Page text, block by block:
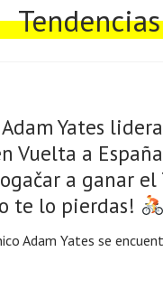
Tendencias
Yates
Vuelta a
a ganar el
te lo pierdas!
Adam Yates se